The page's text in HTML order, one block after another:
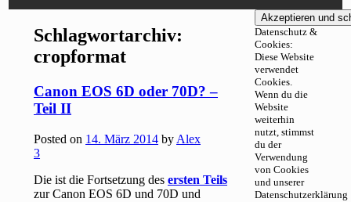
Schlagwortarchiv:
cropformat
Canon EOS 6D oder 70D? –
Teil II
Posted on 14. März 2014 by Alex
3
Die ist die Fortsetzung desersten Teils
zur Canon EOS 6D und 70D und
Datenschutz &
Cookies:
Diese Website
verwendet
Cookies.
Wenn du die
Website
weiterhin
nutzt, stimmst
du der
Verwendung
von Cookies
und unserer
Datenschutzerklärung